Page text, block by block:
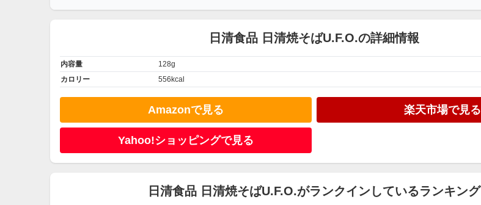
日清食品 日清焼そばU.F.O.の詳細情報
内容量
128g
カロリー
556kcal
Amazonで見る 楽天市場で見る
Yahoo!ショッピングで見る
日清食品 日清焼そばU.F.O.がランクインしているランキング